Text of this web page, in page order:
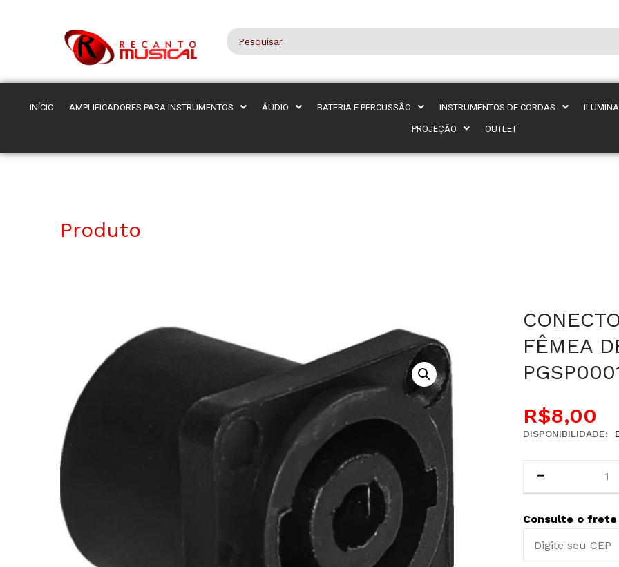
INÍCIO AMPLIFICADORES PARA INSTRUMENTOS ÁUDIO BATERIA E PERCUSSÃO INSTRUMENTOS DE CORDAS
PROJEÇÃO OUTLET
Produto
FÊMEA
R$8,00
DISPONIBILIDADE:
Consulte o